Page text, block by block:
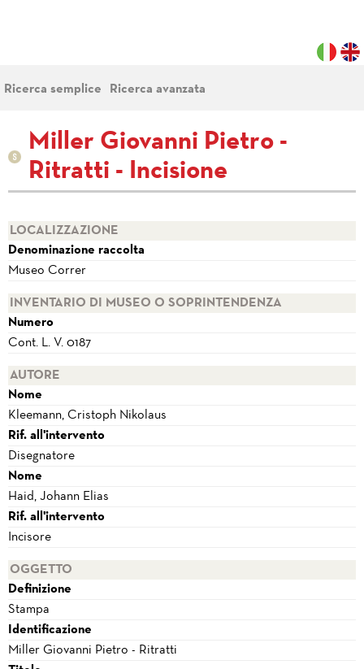
Ricerca semplice Ricerca avanzata
Miller Giovanni Pietro -
Ritratti - Incisione
LOCALIZZAZIONE
Denominazione raccolta
Museo Correr
INVENTARIO DI MUSEO O SOPRINTENDENZA
Numero
Cont. L. V. 0187
AUTORE
Nome
Kleemann, Cristoph Nikolaus
Rif. all'intervento
Disegnatore
Nome
Haid, Johann Elias
Rif. all'intervento
Incisore
OGGETTO
Definizione
Stampa
Identificazione
Miller Giovanni Pietro - Ritratti